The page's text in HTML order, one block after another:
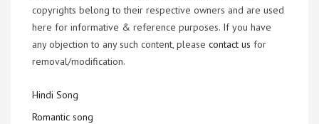
copyrights belong to their respective owners and are used
here for informative & reference purposes. If you have
any objection to any such content, please contact us for
removal/modification.
Hindi Song
Romantic song